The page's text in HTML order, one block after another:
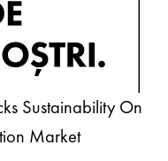
Sustainability On
Market